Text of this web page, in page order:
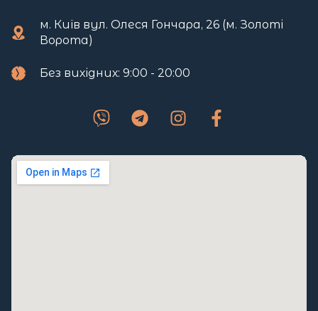
м. Київ вул. Олеся Гончара, 26 (м. Золоті
Ворота)
Без вихідних: 9:00 - 20:00